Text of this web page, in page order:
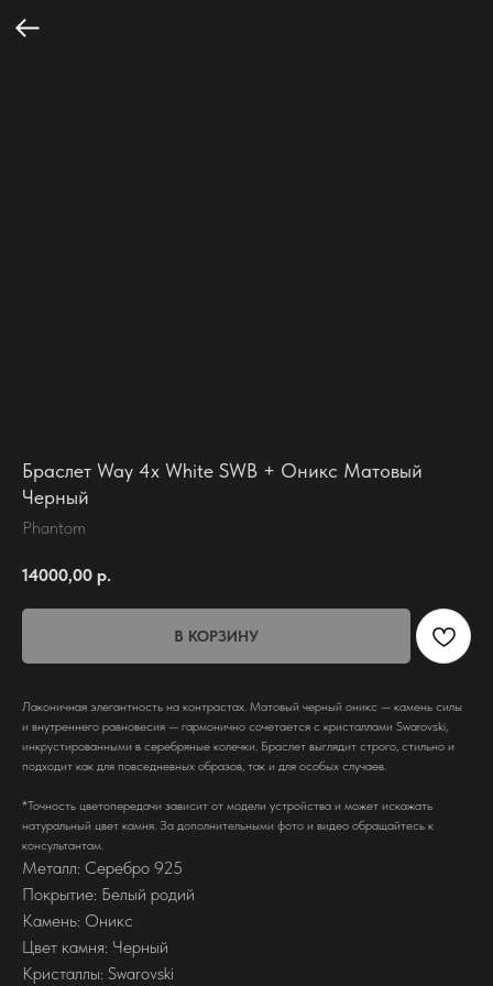
Браслет Way 4х White SWB + Оникс Матовый
Черный
Phantom
14000,00 р.
В КОРЗИНУ
Лаконичная элегантность на контрастах. Матовый черный оникс — камень силы
и внутреннего равновесия — гармонично сочетается с кристаллами Swarovski,
инкрустированными в серебряные колечки. Браслет выглядит строго, стильно и
подходит как для повседневных образов, так и для особых случаев.
*Точность цветопередачи зависит от модели устройства и может искажать
натуральный цвет камня. За дополнительными фото и видео обращайтесь к
консультантам.
Металл: Серебро 925
Покрытие: Белый родий
Камень: Оникс
Цвет камня: Черный
Кристаллы: Swarovski